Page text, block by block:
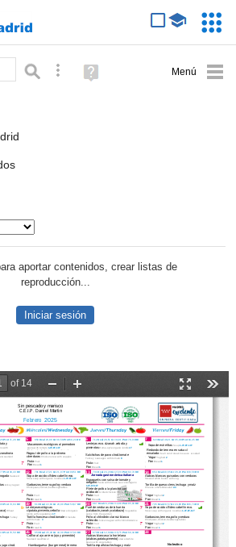
Búsqueda avanzada
Ayuda
(en
aportar contenidos, crear listas de
reproducción...
Iniciar sesión